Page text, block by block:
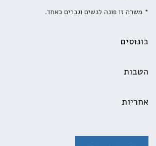
* משרה זו פונה לנשים וגברים כאחד.
בונוסים
הטבות
אחריות